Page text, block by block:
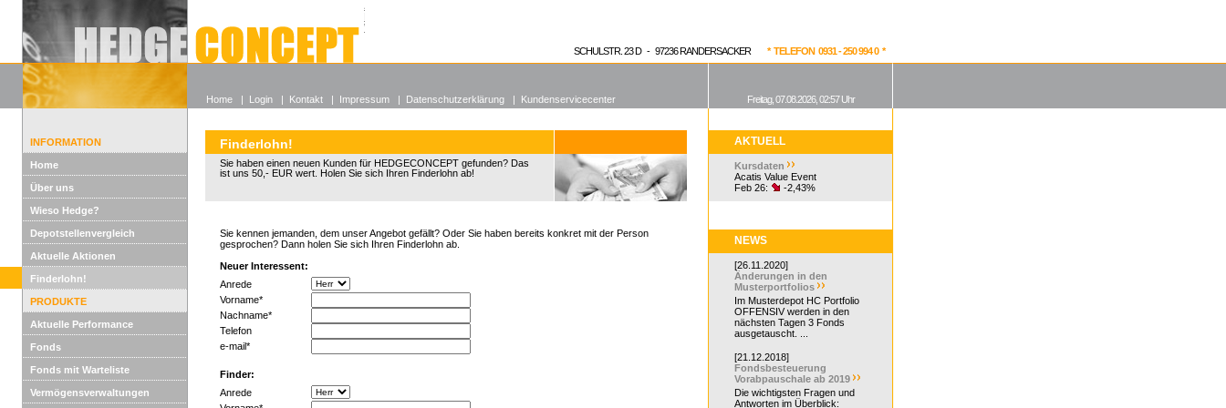
Alle offenen Fonds
Wieso Hedgefonds?
SCHULSTR. 23 D - 97236 RANDERSACKER * TELEFON 0931 - 250 994 0 *
INFORMATION
Home
Über uns
Wieso Hedge?
Depotstellenvergleich
Aktuelle Aktionen
Finderlohn!
PRODUKTE
Aktuelle Performance
Fonds
Fonds mit Warteliste
Vermögensverwaltungen
Finderlohn!
Sie haben einen neuen Kunden für HEDGECONCEPT gefunden? Das
ist uns 50,- EUR wert. Holen Sie sich Ihren Finderlohn ab!
Sie kennen jemanden, dem unser Angebot gefällt? Oder Sie haben bereits konkret mit der Person
gesprochen? Dann holen Sie sich Ihren Finderlohn ab.
Neuer Interessent:
Anrede
Vorname*
Nachname*
Telefon
e-mail*
Finder:
Anrede
AKTUELL
Kursdaten
Acatis Value Event
Feb 26:
-2,43%
NEWS
[26.11.2020]
Änderungen in den
Musterportfolios
Im Musterdepot HC Portfolio
OFFENSIV werden in den
nächsten Tagen 3 Fonds
ausgetauscht. ...
[21.12.2018]
Fondsbesteuerung
Vorabpauschale ab 2019
Die wichtigsten Fragen und
Antworten im Überblick:
Home | Login | Kontakt | Impressum | Datenschutzerklärung | Kundenservicecenter Freitag, 07.08.2026, 02:57 Uhr